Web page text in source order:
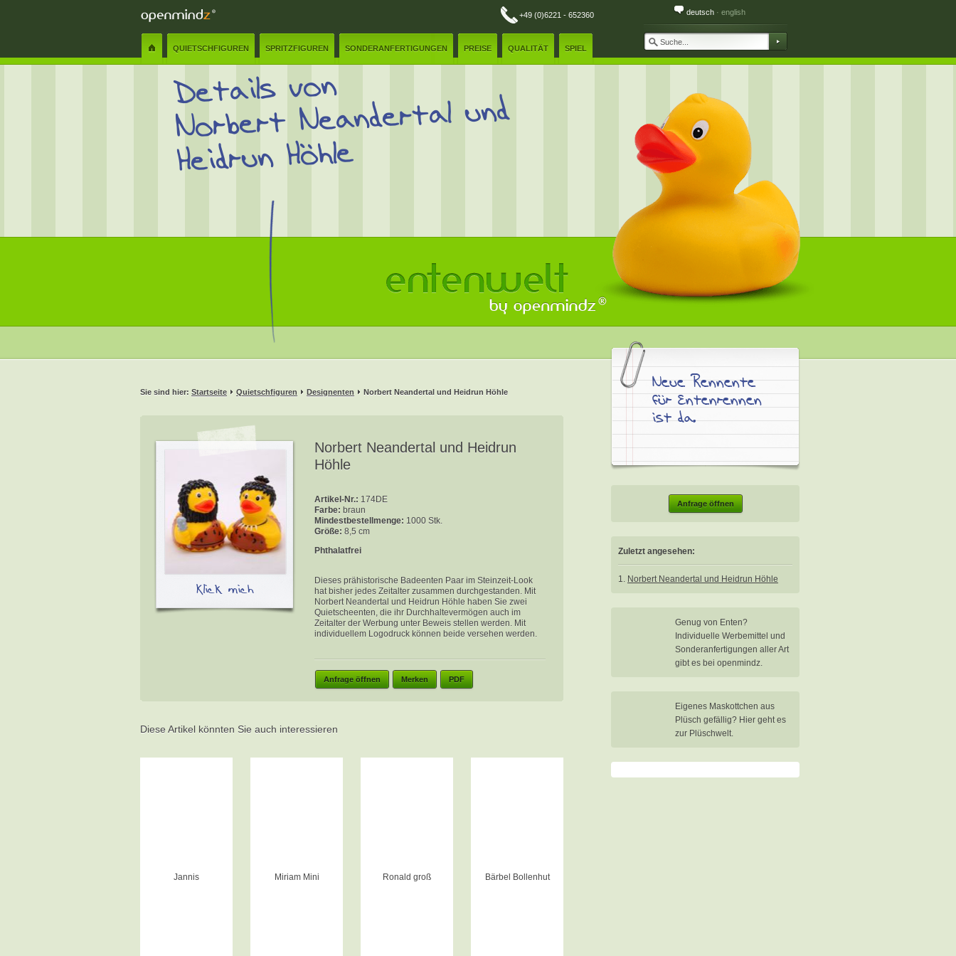
QUIETSCHFIGUREN SPRITZFIGUREN SONDERANFERTIGUNGEN PREISE QUALITÄT SPIEL
+49 (0)6221 - 652360 deutsch· english
Details von
Norbert Neandertal und
Heidrun Höhle Telefon: ✲
Nachricht:✲
Schliessen
Sie sind hier: Startseite Quietschfiguren Designenten Norbert Neandertal und Heidrun Höhle
Klick mich
Norbert Neandertal und Heidrun
Höhle
Artikel-Nr.: 174DE
Farbe: braun
Mindestbestellmenge: 1000 Stk.
Größe: 8,5 cm
Phthalatfrei
Dieses prähistorische Badeenten Paar im Steinzeit-Look
hat bisher jedes Zeitalter zusammen durchgestanden. Mit
Norbert Neandertal und Heidrun Höhle haben Sie zwei
Quietscheenten, die ihr Durchhaltevermögen auch im
Zeitalter der Werbung unter Beweis stellen werden. Mit
individuellem Logodruck können beide versehen werden.
Anfrage öffnen Merken PDF
Diese Artikel könnten Sie auch interessieren
Jannis Miriam Mini Ronald groß Bärbel Bollenhut
Neue Rennente
für Entenrennen
ist da.
Anfrage öffnen
Zuletzt angesehen:
1. Norbert Neandertal und Heidrun Höhle
Genug von Enten?
Individuelle Werbemittel und
Sonderanfertigungen aller Art
gibt es bei openmindz.
Eigenes Maskottchen aus
Plüsch gefällig? Hier geht es
zur Plüschwelt.